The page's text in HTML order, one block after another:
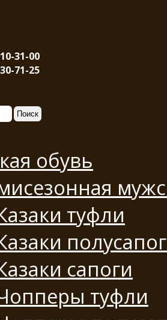
31-00
71-25
обувь
туфли
сапоги
туфли